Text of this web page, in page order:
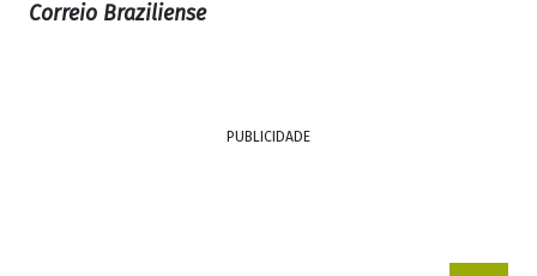
Correio Braziliense
PUBLICIDADE